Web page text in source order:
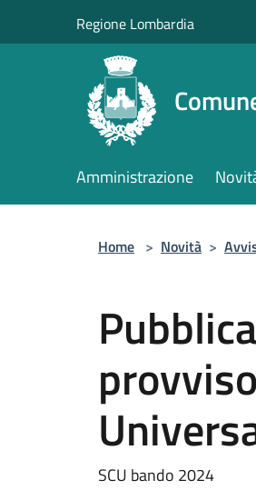
Regione Lombardia
Amministrazione
Home > Novità >
SCU bando 2024